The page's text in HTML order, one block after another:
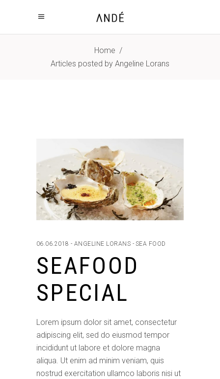
Home /
Articles posted by Angeline Lorans
06.06.2018 ANGELINE LORANS SEA FOOD
SEAFOOD
SPECIAL
Lorem ipsum dolor sit amet, consectetur
adipiscing elit, sed do eiusmod tempor
incididunt ut labore et dolore magna
aliqua. Ut enim ad minim veniam, quis
nostrud exercitation ullamco laboris nisi ut